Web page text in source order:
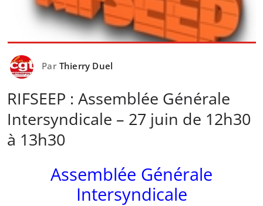
Par Thierry Duel
RIFSEEP : Assemblée Générale
Intersyndicale – 27 juin de 12h30
à 13h30
Assemblée Générale
Intersyndicale